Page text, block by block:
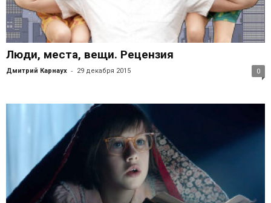
Люди, места, вещи. Рецензия
Дмитрий Карнаух - 29 декабря 2015 0